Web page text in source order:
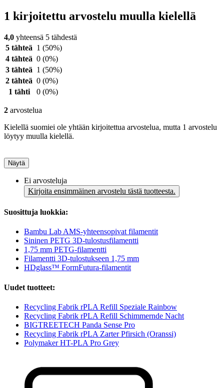
1 kirjoitettu arvostelu muulla kielellä
4,0 yhteensä 5 tähdestä
5 tähteä 1 (50%)
4 tähteä 0 (0%)
3 tähteä 1 (50%)
2 tähteä 0 (0%)
1 tähti
0 (0%)
2 arvostelua
Kielellä suomiei ole yhtään kirjoitettua arvostelua, mutta 1 arvostelu
löytyy muulla kielellä.
Näytä
Ei arvosteluja
Kirjoita ensimmäinen arvostelu tästä tuotteesta.
Suosittuja luokkia:
Bambu Lab AMS-yhteensopivat filamentit
Sininen PETG 3D-tulostusfilamentti
1,75 mm PETG-filamentti
Filamentti 3D-tulostukseen 1,75 mm
HDglass™ FormFutura-filamentit
Uudet tuotteet:
Recycling Fabrik rPLA Refill Speziale Rainbow
Recycling Fabrik rPLA Refill Schimmernde Nacht
BIGTREETECH Panda Sense Pro
Recycling Fabrik rPLA Zarter Pfirsich (Oranssi)
Polymaker HT-PLA Pro Grey